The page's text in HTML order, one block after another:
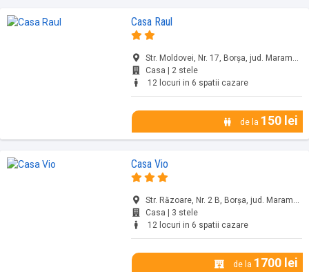
Casa Raul
Str. Moldovei, Nr. 17, Borșa, jud. Maramureș
Casa | 2 stele
12 locuri in 6 spatii cazare
de la 150 lei
Casa Vio
Str. Răzoare, Nr. 2 B, Borșa, jud. Maramureș
Casa | 3 stele
12 locuri in 6 spatii cazare
de la 1700 lei